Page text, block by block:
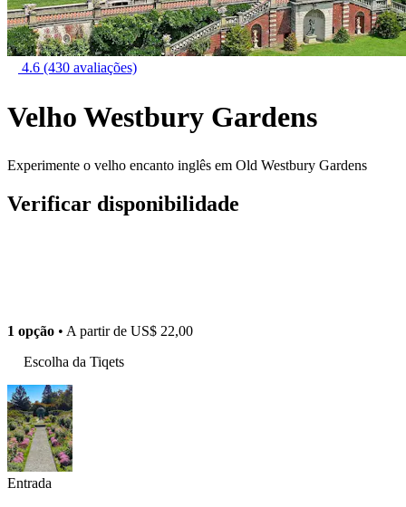
4.6 (430 avaliações)
Velho Westbury Gardens
Experimente o velho encanto inglês em Old Westbury Gardens
Verificar disponibilidade
1 opção • A partir de US$ 22,00
Escolha da Tiqets
Entrada